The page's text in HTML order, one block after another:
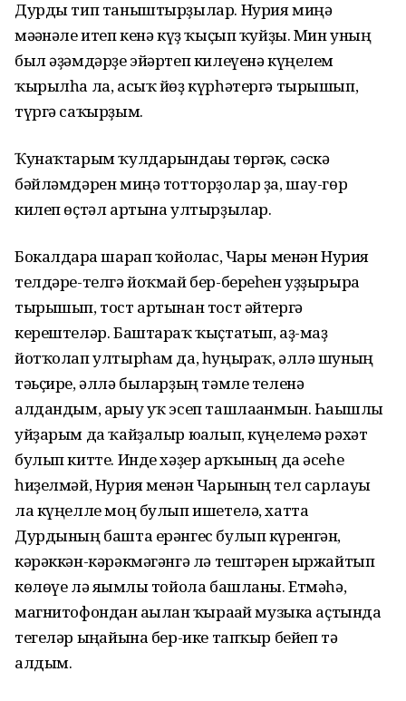
Дурды тип таныштырҙылар. Нурия миңә
мәғәнәле итеп кенә күҙ ҡыҫып ҡуйҙы. Мин уның
был әҙәмдәрҙе эйәртеп килеүенә күңелем
ҡырылһа ла, асыҡ йөҙ күрһәтергә тырышып,
түргә саҡырҙым.
Ҡунаҡтарым ҡулдарындағы төргәк, сәскә
бәйләмдәрен миңә тотторҙолар ҙа, шау-гөр
килеп өҫтәл артына ултырҙылар.
Бокалдарға шарап ҡойолғас, Чары менән Нурия
телдәре-телгә йоҡмай бер-береһен уҙҙырырға
тырышып, тост артынан тост әйтергә
керештеләр. Баштараҡ ҡыҫтатып, аҙ-маҙ
йотҡолап ултырһам да, һуңыраҡ, әллә шуның
тәьҫире, әллә быларҙың тәмле теленә
алдандым, арыу уҡ эсеп ташлағанмын. Һағышлы
уйҙарым да ҡайҙалыр юғалып, күңелемә рәхәт
булып китте. Инде хәҙер арҡының да әсеһе
һиҙелмәй, Нурия менән Чарының тел сарлауы
ла күңелле моң булып ишетелә, хатта
Дурдының башта ерәнгес булып күренгән,
кәрәккән-кәрәкмәгәнгә лә тештәрен ыржайтып
көлөүе лә яғымлы тойола башланы. Етмәһә,
магнитофондан ағылған ҡырағай музыка аҫтында
тегеләр ыңғайына бер-ике тапҡыр бейеп тә
алдым.